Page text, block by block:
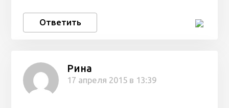
Ответить
Рина
17 апреля 2015 в 13:39